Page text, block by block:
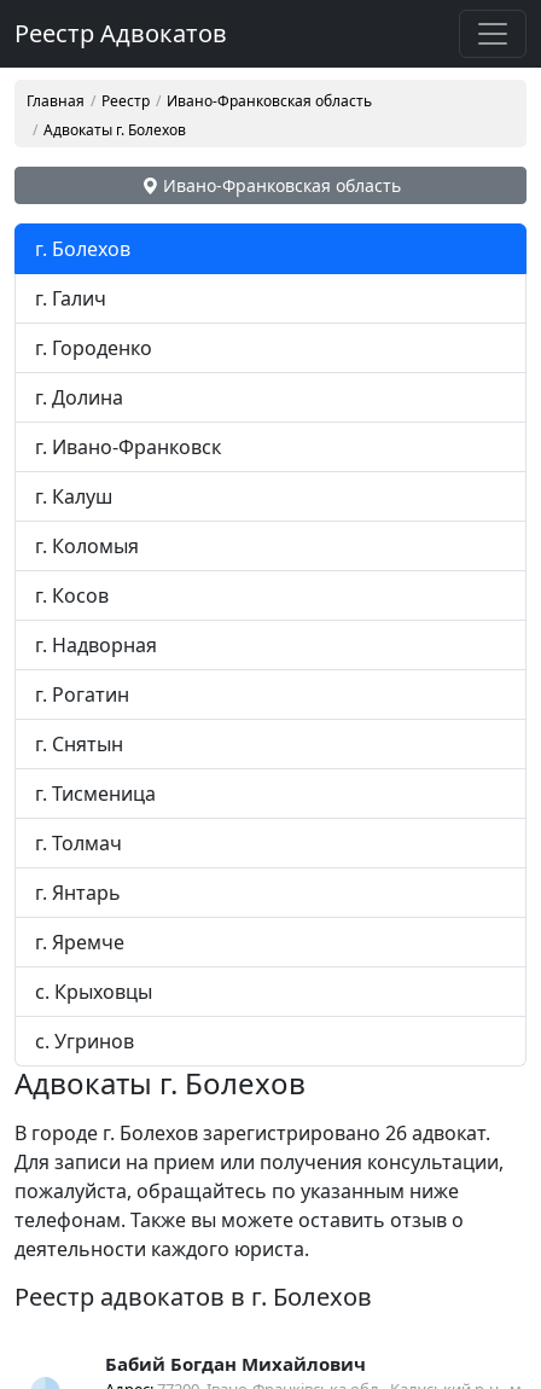
Реестр Адвокатов
Главная Реестр
Ивано-Франковская область
Адвокаты г. Болехов
Ивано-Франковская область
г. Болехов
г. Галич
г. Городенко
г. Долина
г. Ивано-Франковск
г. Калуш
г. Коломыя
г. Косов
г. Надворная
г. Рогатин
г. Снятын
г. Тисменица
г. Толмач
г. Янтарь
г. Яремче
с. Крыховцы
с. Угринов
Адвокаты г. Болехов
В городе г. Болехов зарегистрировано 26 адвокат.
Для записи на прием или получения консультации,
пожалуйста, обращайтесь по указанным ниже
телефонам. Также вы можете оставить отзыв о
деятельности каждого юриста.
Реестр адвокатов в г. Болехов
Бабий Богдан Михайлович